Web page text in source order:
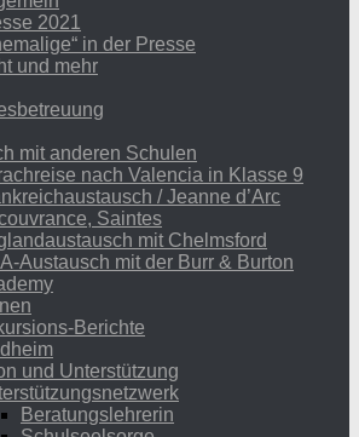
2021
in der Presse
und mehr
mit anderen Schulen
nach Valencia in Klasse 9
/ Jeanne d’Arc
Saintes
mit Chelmsford
Austausch mit der Burr & Burton
Berichte
und Unterstützung
Beratungslehrerin